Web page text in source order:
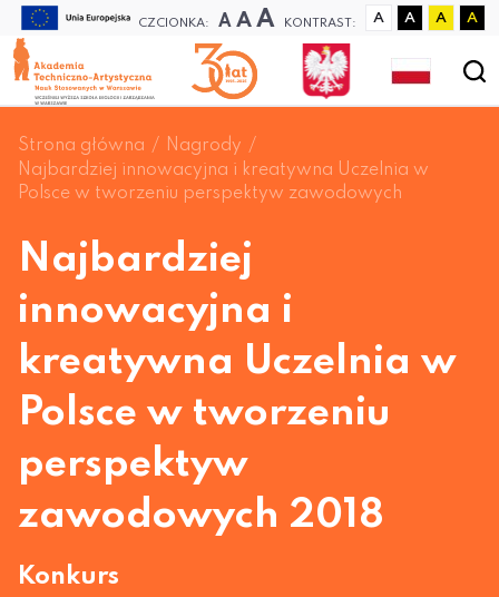
CZCIONKA: A A A KONTRAST: A A A A
Strona główna
Nagrody
Najbardziej innowacyjna i kreatywna Uczelnia w
Polsce w tworzeniu perspektyw zawodowych
Najbardziej
innowacyjna i
kreatywna Uczelnia w
Polsce w tworzeniu
perspektyw
zawodowych 2018
Konkurs